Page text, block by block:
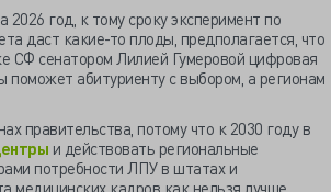
год, к тому сроку эксперимент по
даст какие-то плоды, предполагается, что
СФ сенатором Лилией Гумеровой цифровая
абитуриенту с выбором, а регионам
правительства, потому что к 2030 году в
и действовать региональные
потребности ЛПУ в штатах и
медицинских кадров как нельзя лучше